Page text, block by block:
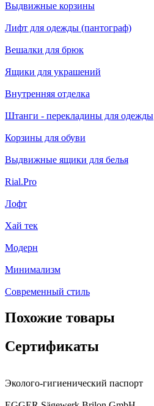
Выдвижные корзины
Лифт для одежды (пантограф)
Вешалки для брюк
Ящики для украшений
Внутренняя отделка
Штанги - перекладины для одежды
Корзины для обуви
Выдвижные ящики для белья
Rial.Pro
Лофт
Хай тек
Модерн
Минимализм
Современный стиль
Похожие товары
Сертификаты
Эколого-гигиенический паспорт